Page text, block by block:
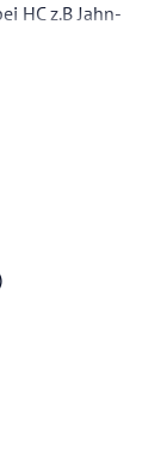
HC z.B Jahn-
Auch die